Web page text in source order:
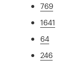
769
1641
64
246